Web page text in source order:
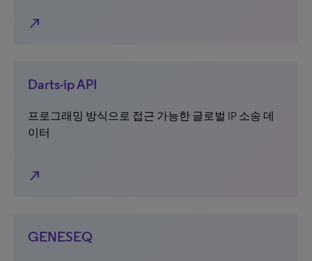
north_east
Darts-ip API
프로그래밍 방식으로 접근 가능한 글로벌 IP 소송 데
이터
north_east
GENESEQ